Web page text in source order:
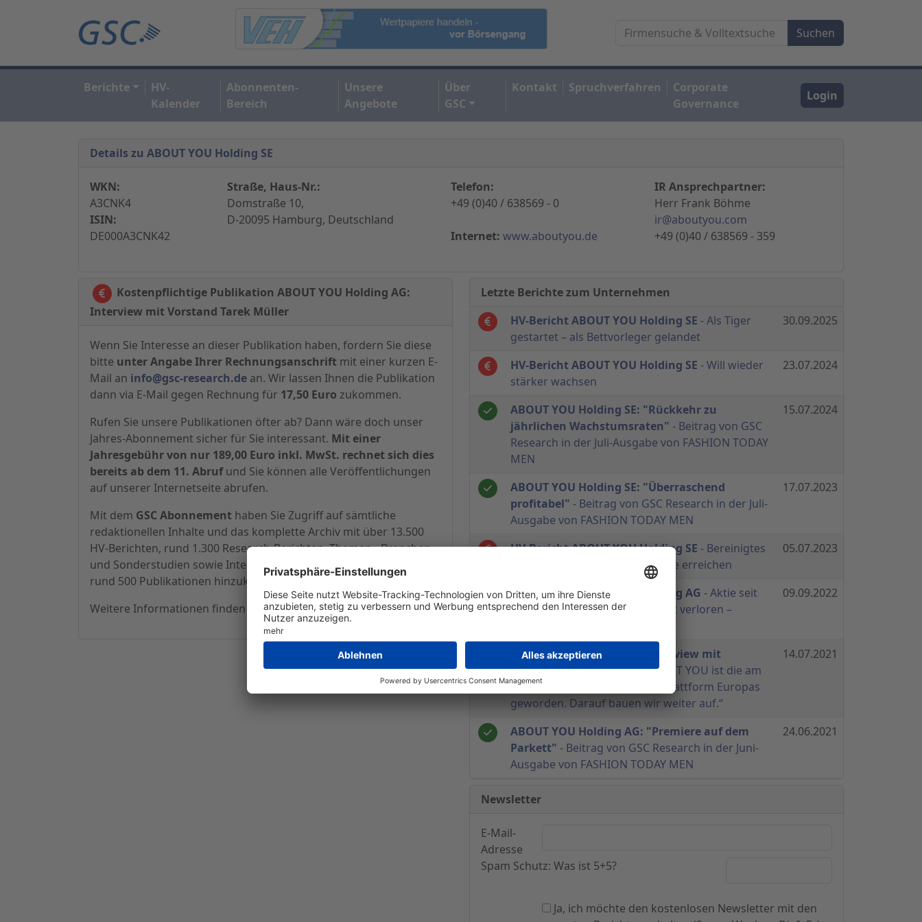
Berichte
HV-
Kalender
Abonnenten-
Bereich
Unsere
Angebote
Über
GSC
Kontakt Spruchverfahren
Corporate
Governance
Login
Details zu ABOUT YOU Holding SE
WKN:
A3CNK4
ISIN:
DE000A3CNK42
Straße, Haus-Nr.:
Domstraße 10,
D-20095 Hamburg, Deutschland
Telefon:
+49 (0)40 / 638569 - 0
Internet: www.aboutyou.de
IR Ansprechpartner:
Herr Frank Böhme
ir@aboutyou.com
+49 (0)40 / 638569 - 359
Kostenpflichtige Publikation ABOUT YOU Holding AG:
Interview mit Vorstand Tarek Müller
Wenn Sie Interesse an dieser Publikation haben, fordern Sie diese
bitte unter Angabe Ihrer Rechnungsanschrift mit einer kurzen E-
Mail an info@gsc-research.de an. Wir lassen Ihnen die Publikation
dann via E-Mail gegen Rechnung für 17,50 Euro zukommen.
Rufen Sie unsere Publikationen öfter ab? Dann wäre doch unser
Jahres-Abonnement sicher für Sie interessant. Mit einer
Jahresgebühr von nur 189,00 Euro inkl. MwSt. rechnet sich dies
bereits ab dem 11. Abrufund Sie können alle Veröffentlichungen
auf unserer Internetseite abrufen.
Mit dem GSC Abonnement haben Sie Zugriff auf sämtliche
redaktionellen Inhalte und das komplette Archiv mit über 13.500
HV-Berichten, rund 1.300 Research-Berichten, Themen-, Branchen-
und Sonderstudien sowie Interviews, zu denen derzeit jährlich
rund 500 Publikationen hinzukommen.
Weitere Informationen finden Siehier.
Letzte Berichte zum Unternehmen
HV-Bericht ABOUT YOU Holding SE - Als Tiger
gestartet – als Bettvorleger gelandet
30.09.2025
HV-Bericht ABOUT YOU Holding SE - Will wieder
stärker wachsen
23.07.2024
ABOUT YOU Holding SE: "Rückkehr zu
jährlichen Wachstumsraten" - Beitrag von GSC
Research in der Juli-Ausgabe von FASHION TODAY
MEN
15.07.2024
ABOUT YOU Holding SE: "Überraschend
profitabel" - Beitrag von GSC Research in der Juli-
Ausgabe von FASHION TODAY MEN
17.07.2023
HV-Bericht ABOUT YOU Holding SE - Bereinigtes
EBITDA soll nun Gewinnschwelle erreichen
05.07.2023
HV-Bericht ABOUT YOU Holding AG - Aktie seit
Börsengang 70 Prozent an Wert verloren –
09.09.2022
ABOUT YOU Holding AG: Interview mit
Vorstand Tarek Müller- „ABOUT YOU ist die am
schnellsten wachsende Modeplattform Europas
geworden. Darauf bauen wir weiter auf.“
14.07.2021
ABOUT YOU Holding AG: "Premiere auf dem
Parkett" - Beitrag von GSC Research in der Juni-
Ausgabe von FASHION TODAY MEN
24.06.2021
Newsletter
E-Mail-
Adresse
Spam Schutz: Was ist 5+5?
Ja, ich möchte den kostenlosen Newsletter mit den